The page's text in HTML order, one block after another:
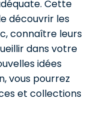
Cette
découvrir les
connaître leurs
dans votre
idées
vous pourrez
et collections